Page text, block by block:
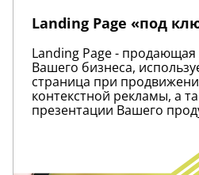
Landing Page «под
Landing Page - продающая
Вашего бизнеса,
страница при
контекстной рекламы, а
презентации Вашего